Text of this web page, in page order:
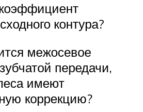
контура?
межосевое
передачи,
имеют
коррекцию?